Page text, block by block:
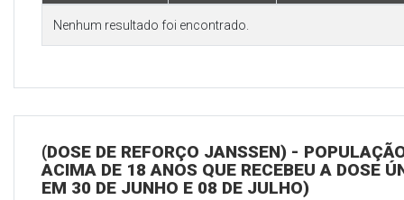
Nenhum resultado foi encontrado.
(DOSE DE REFORÇO JANSSEN) -
ACIMA DE 18 ANOS QUE RECEBEU A DOSE
EM 30 DE JUNHO E 08 DE JULHO)